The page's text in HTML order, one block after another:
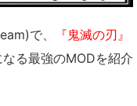
で、
『鬼滅の刃』
る最強のMODを紹介